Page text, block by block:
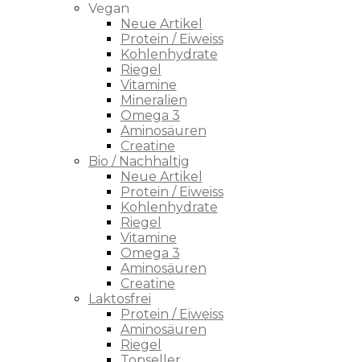
Vegan
Neue Artikel
Protein / Eiweiss
Kohlenhydrate
Riegel
Vitamine
Mineralien
Omega 3
Aminosäuren
Creatine
Bio / Nachhaltig
Neue Artikel
Protein / Eiweiss
Kohlenhydrate
Riegel
Vitamine
Omega 3
Aminosäuren
Creatine
Laktosfrei
Protein / Eiweiss
Aminosäuren
Riegel